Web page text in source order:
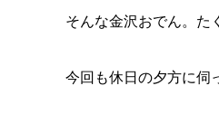
そんな金沢おでん。た
今回も休日の夕方に伺